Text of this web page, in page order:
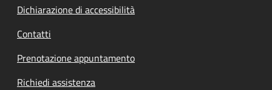
Dichiarazione di accessibilità
Contatti
Prenotazione appuntamento
Richiedi assistenza